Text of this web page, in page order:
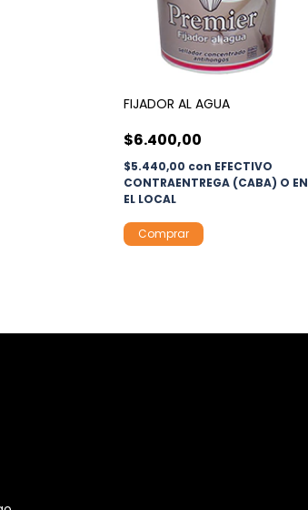
FIJADOR AL AGUA
$6.400,00
$5.440,00 con EFECTIVO
CONTRAENTREGA (CABA) O EN
EL LOCAL
Comprar